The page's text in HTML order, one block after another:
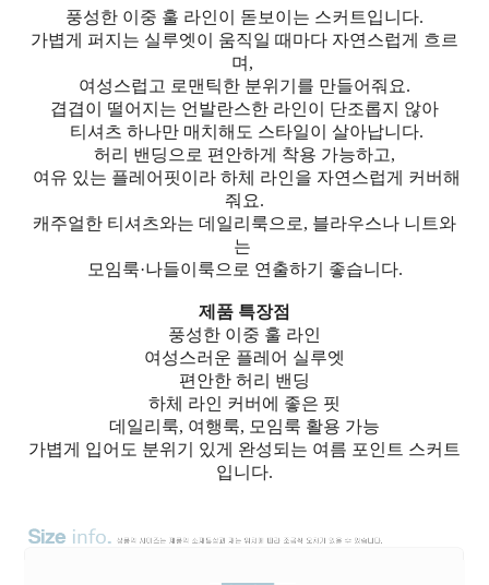
풍성한 이중 훌 라인이 돋보이는 스커트입니다.
가볍게 퍼지는 실루엣이 움직일 때마다 자연스럽게 흐르
며,
여성스럽고 로맨틱한 분위기를 만들어줘요.
겹겹이 떨어지는 언발란스한 라인이 단조롭지 않아
티셔츠 하나만 매치해도 스타일이 살아납니다.
허리 밴딩으로 편안하게 착용 가능하고,
여유 있는 플레어핏이라 하체 라인을 자연스럽게 커버해
줘요.
캐주얼한 티셔츠와는 데일리룩으로, 블라우스나 니트와
는
모임룩·나들이룩으로 연출하기 좋습니다.
제품 특장점
풍성한 이중 훌 라인
여성스러운 플레어 실루엣
편안한 허리 밴딩
하체 라인 커버에 좋은 핏
데일리룩, 여행룩, 모임룩 활용 가능
가볍게 입어도 분위기 있게 완성되는 여름 포인트 스커트
입니다.